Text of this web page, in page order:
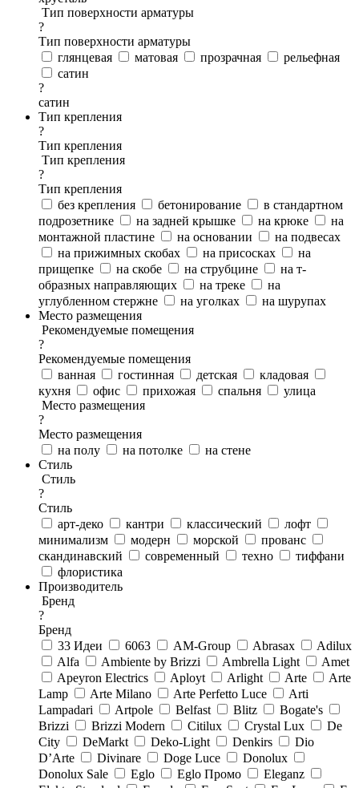
Тип поверхности арматуры
?
Тип поверхности арматуры
глянцевая
матовая прозрачная
рельефная
сатин
?
сатин
Тип крепления
?
Тип крепления
Тип крепления
?
Тип крепления
без крепления
бетонирование
в стандартном
подрозетнике
на задней крышке на крюке
на
монтажной пластине
на основании
на подвесах
на прижимных скобах
на присосках
на
прищепке
на скобе на струбцине
на т-
образных направляющих
на треке
на
углубленном стержне
на уголках
на шурупах
Место размещения
Рекомендуемые помещения
?
Рекомендуемые помещения
ванная
гостинная детская
кладовая
кухня
офис прихожая спальня
улица
Место размещения
?
Место размещения
на полу
на потолке
на стене
Стиль
Стиль
?
Стиль
арт-деко
кантри классический
лофт
минимализм
модерн морской
прованс
скандинавский
современный техно
тиффани
флористика
Производитель
Бренд
?
Бренд
33 Идеи
6063 AM-Group Abrasax
Adilux
Alfa
Ambiente by Brizzi Ambrella Light
Amet
Apeyron Electrics
Aployt Arlight Arte
Arte
Lamp
Arte Milano Arte Perfetto Luce
Arti
Lampadari
Artpole Belfast Blitz
Bogate's
Brizzi
Brizzi Modern Citilux Crystal Lux
De
City
DeMarkt Deko-Light Denkirs
Dio
D’Arte
Divinare Doge Luce
Donolux
Donolux Sale
Eglo Eglo Промо
Eleganz